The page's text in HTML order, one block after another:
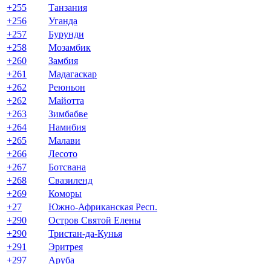
+255
Танзания
+256
Уганда
+257
Бурунди
+258
Мозамбик
+260
Замбия
+261
Мадагаскар
+262
Реюньон
+262
Майотта
+263
Зимбабве
+264
Намибия
+265
Малави
+266
Лесото
+267
Ботсвана
+268
Свазиленд
+269
Коморы
+27
Южно-Африканская Респ.
+290
Остров Святой Елены
+290
Тристан-да-Кунья
+291
Эритрея
+297
Аруба